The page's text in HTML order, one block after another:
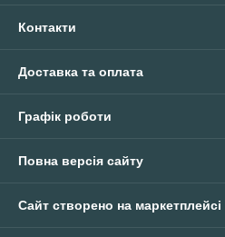
Контакти
Доставка та оплата
Графік роботи
Повна версія сайту
Сайт створено на маркетплейсі